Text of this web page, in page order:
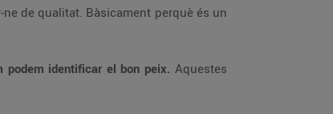
de qualitat. Bàsicament perquè és un
podem identificar el bon peix. Aquestes